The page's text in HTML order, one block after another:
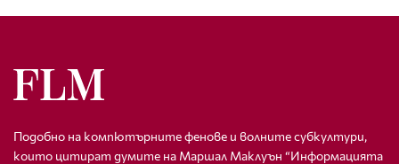
Подобно на компютърните фенове и волните субкултури,
които цитират думите на Маршал Маклуън “Информацията